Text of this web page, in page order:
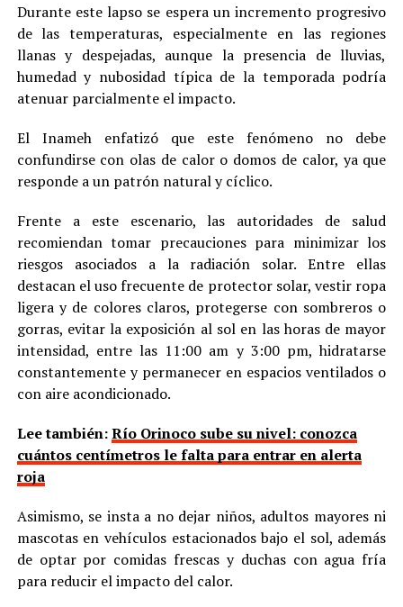
Durante este lapso se espera un incremento progresivo
de las temperaturas, especialmente en las regiones
llanas y despejadas, aunque la presencia de lluvias,
humedad y nubosidad típica de la temporada podría
atenuar parcialmente el impacto.
El Inameh enfatizó que este fenómeno no debe
confundirse con olas de calor o domos de calor, ya que
responde a un patrón natural y cíclico.
Frente a este escenario, las autoridades de salud
recomiendan tomar precauciones para minimizar los
riesgos asociados a la radiación solar. Entre ellas
destacan el uso frecuente de protector solar, vestir ropa
ligera y de colores claros, protegerse con sombreros o
gorras, evitar la exposición al sol en las horas de mayor
intensidad, entre las 11:00 am y 3:00 pm, hidratarse
constantemente y permanecer en espacios ventilados o
con aire acondicionado.
Lee también:Río Orinoco sube su nivel: conozca
cuántos centímetros le falta para entrar en alerta
roja
Asimismo, se insta a no dejar niños, adultos mayores ni
mascotas en vehículos estacionados bajo el sol, además
de optar por comidas frescas y duchas con agua fría
para reducir el impacto del calor.